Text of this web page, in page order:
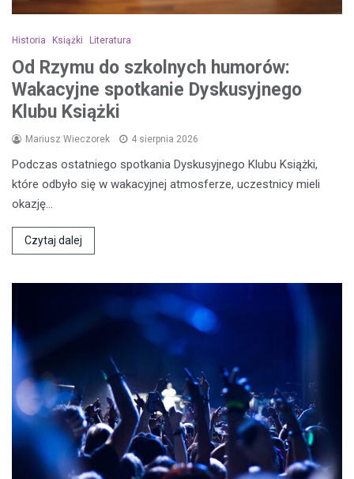
Historia Książki Literatura
Od Rzymu do szkolnych humorów:
Wakacyjne spotkanie Dyskusyjnego
Klubu Książki
Mariusz Wieczorek 4 sierpnia 2026
Podczas ostatniego spotkania Dyskusyjnego Klubu Książki,
które odbyło się w wakacyjnej atmosferze, uczestnicy mieli
okazję…
Czytaj dalej